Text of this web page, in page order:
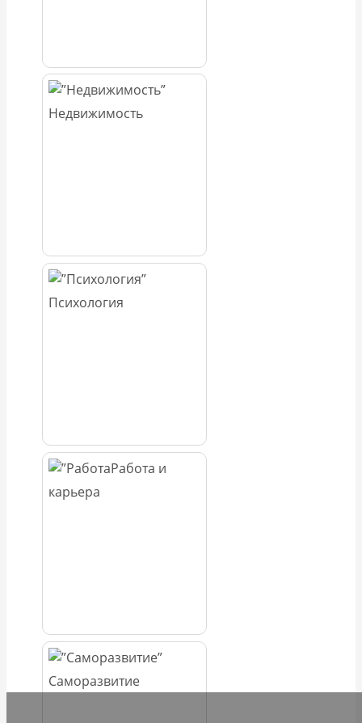
Недвижимость
Психология
Работа и
карьера
Саморазвитие